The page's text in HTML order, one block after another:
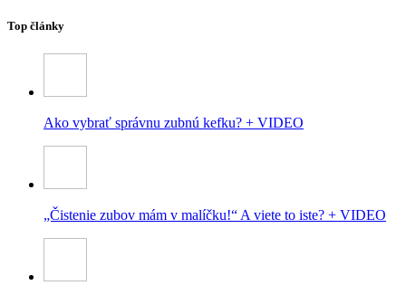
Top články
Ako vybrať správnu zubnú kefku? + VIDEO
„Čistenie zubov mám v malíčku!“ A viete to iste? + VIDEO